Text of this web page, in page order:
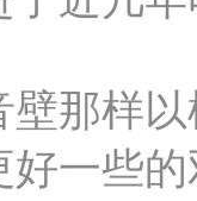
那样
一些